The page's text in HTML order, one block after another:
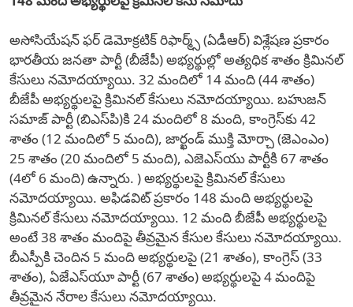
అసోసియేషన్ ఫర్ డెమోక్రటిక్ రిఫార్మ్స్ (ఏడీఆర్) విశ్లేషణ ప్రకారం
భారతీయ జనతా పార్టీ (బీజేపీ) అభ్యర్థుల్లో అత్యధిక శాతం క్రిమినల్
కేసులు నమోదయ్యాయి. 32 మందిలో 14 మంది (44 శాతం)
బీజేపీ అభ్యర్థులపై క్రిమినల్ కేసులు నమోదయ్యాయి. బహుజన్
సమాజ్ పార్టీ (బిఎస్‌పి)కి 24 మందిలో 8 మంది, కాంగ్రెస్‌కు 42
శాతం (12 మందిలో 5 మంది), జార్ఖండ్ ముక్తి మోర్చా (జెఎంఎం)
25 శాతం (20 మందిలో 5 మంది), ఎజెఎస్‌యు పార్టీకి 67 శాతం
(4లో 6 మంది) ఉన్నారు. ) అభ్యర్థులపై క్రిమినల్ కేసులు
నమోదయ్యాయి. అఫిడవిట్ ప్రకారం 148 మంది అభ్యర్థులపై
క్రిమినల్ కేసులు నమోదయ్యాయి. 12 మంది బీజేపీ అభ్యర్థులపై
అంటే 38 శాతం మందిపై తీవ్రమైన కేసుల కేసులు నమోదయ్యాయి.
బీఎస్పీకి చెందిన 5 మంది అభ్యర్థులపై (21 శాతం), కాంగ్రెస్ (33
శాతం), ఏజేఎస్‌యూ పార్టీ (67 శాతం) అభ్యర్థులపై 4 మందిపై
తీవ్రమైన నేరాల కేసులు నమోదయ్యాయి.